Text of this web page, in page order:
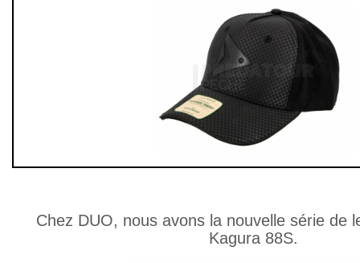
Chez DUO, nous avons la nouvelle série de
Kagura 88S.